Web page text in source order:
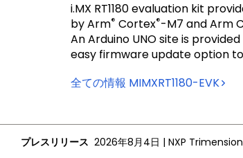
i.MX RT1180 evaluation kit
by Arm® Cortex®-M7 and Arm
An Arduino UNO site is
easy firmware update option
全ての情報 MIMXRT1180-EVK
プレスリリース 2026年8月4日 |